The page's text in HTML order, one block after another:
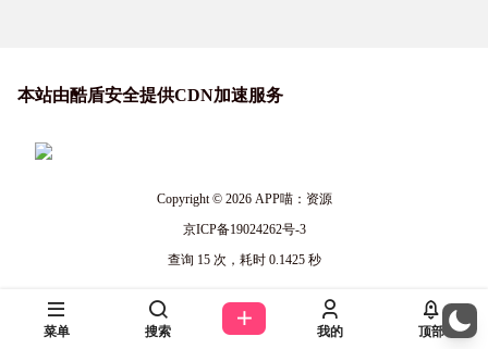
本站由酷盾安全提供CDN加速服务
Copyright © 2026APP喵：资源
京ICP备19024262号-3
查询 15 次，耗时 0.1425 秒
菜单 搜索 我的 顶部